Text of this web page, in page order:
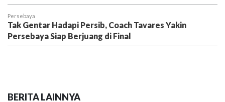
Persebaya
Tak Gentar Hadapi Persib, Coach Tavares Yakin
Persebaya Siap Berjuang di Final
BERITA LAINNYA